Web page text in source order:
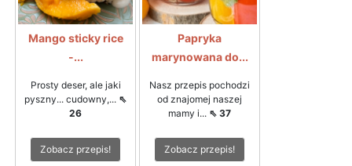
Mango sticky rice
-...
Prosty deser, ale jaki
pyszny... cudowny,... ⇖
26
Zobacz przepis!
Papryka
marynowana do...
Nasz przepis pochodzi
od znajomej naszej
mamy i... ⇖ 37
Zobacz przepis!